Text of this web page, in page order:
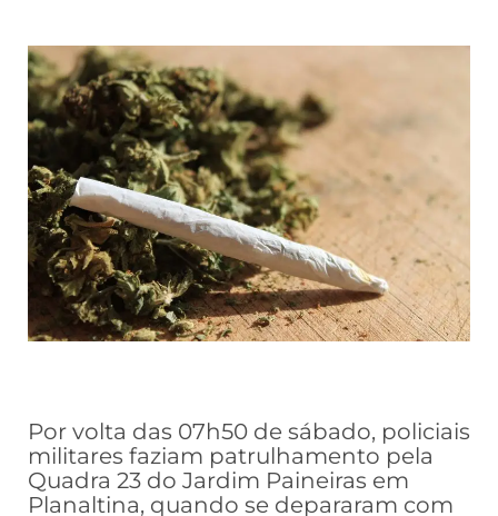
Por volta das 07h50 de sábado, policiais
militares faziam patrulhamento pela
Quadra 23 do Jardim Paineiras em
Planaltina, quando se depararam com